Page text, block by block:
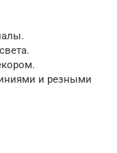
и резными